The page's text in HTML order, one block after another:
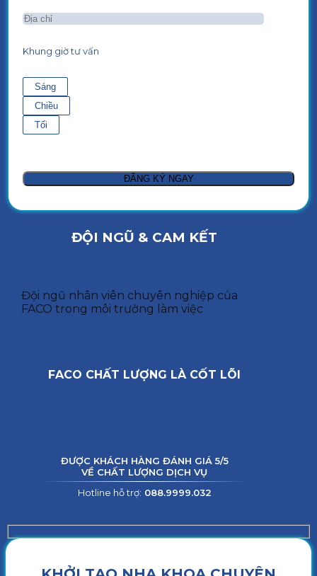
Khung giờ tư vấn
Sáng
Chiều
Tối
ĐỘI NGŨ & CAM KẾT
Đội ngũ nhân viên chuyên nghiệp của
FACO trong môi trường làm việc
FACO CHẤT LƯỢNG LÀ CỐT LÕI
ĐƯỢC KHÁCH HÀNG ĐÁNH GIÁ 5/5
VỀ CHẤT LƯỢNG DỊCH VỤ
Hotline hỗ trợ: 088.9999.032